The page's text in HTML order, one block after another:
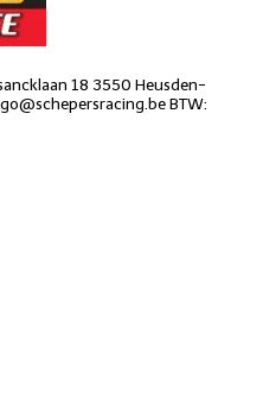
18 3550 Heusden-
BTW: